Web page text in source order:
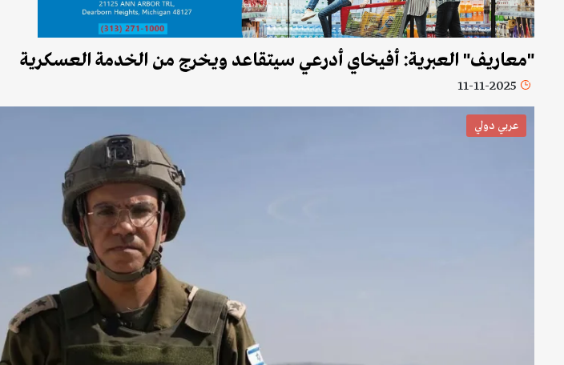
"معاريف" العبرية: أفيخاي أدرعي سيتقاعد ويخرج من الخدمة العسكرية
11-11-2025
عربي دولي